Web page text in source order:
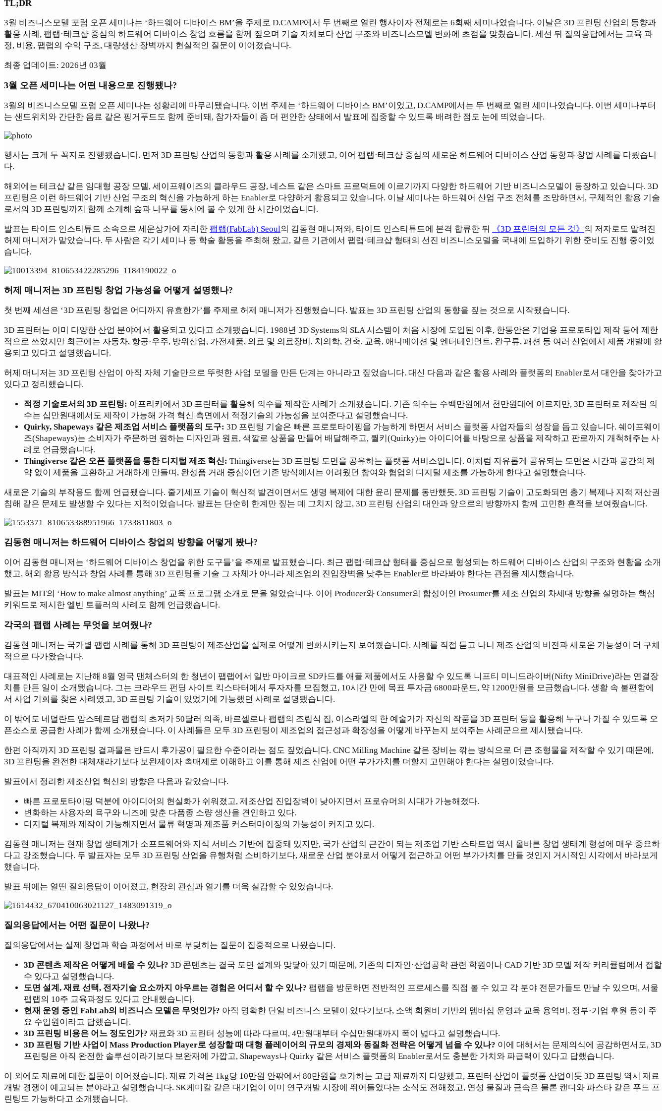
TL;DR
3월 비즈니스모델 포럼 오픈 세미나는 ‘하드웨어 디바이스 BM’을 주제로 D.CAMP에서 두 번째로 열린 행사이자 전체로는 6회째 세미나였습니다. 이날은 3D 프린팅 산업의 동향과
활용 사례, 팹랩·테크샵 중심의 하드웨어 디바이스 창업 흐름을 함께 짚으며 기술 자체보다 산업 구조와 비즈니스모델 변화에 초점을 맞췄습니다. 세션 뒤 질의응답에서는 교육 과
정, 비용, 팹랩의 수익 구조, 대량생산 장벽까지 현실적인 질문이 이어졌습니다.
최종 업데이트: 2026년 03월
3월 오픈 세미나는 어떤 내용으로 진행됐나?
3월의 비즈니스모델 포럼 오픈 세미나는 성황리에 마무리됐습니다. 이번 주제는 ‘하드웨어 디바이스 BM’이었고, D.CAMP에서는 두 번째로 열린 세미나였습니다. 이번 세미나부터
는 샌드위치와 간단한 음료 같은 핑거푸드도 함께 준비돼, 참가자들이 좀 더 편안한 상태에서 발표에 집중할 수 있도록 배려한 점도 눈에 띄었습니다.
행사는 크게 두 꼭지로 진행됐습니다. 먼저 3D 프린팅 산업의 동향과 활용 사례를 소개했고, 이어 팹랩·테크샵 중심의 새로운 하드웨어 디바이스 산업 동향과 창업 사례를 다뤘습니
다.
해외에는 테크샵 같은 임대형 공장 모델, 세이프웨이즈의 클라우드 공장, 네스트 같은 스마트 프로덕트에 이르기까지 다양한 하드웨어 기반 비즈니스모델이 등장하고 있습니다. 3D
프린팅은 이런 하드웨어 기반 산업 구조의 혁신을 가능하게 하는 Enabler로 다양하게 활용되고 있습니다. 이날 세미나는 하드웨어 산업 구조 전체를 조망하면서, 구체적인 활용 기술
로서의 3D 프린팅까지 함께 소개해 숲과 나무를 동시에 볼 수 있게 한 시간이었습니다.
발표는 타이드 인스티튜드 소속으로 세운상가에 자리한 팹랩(FabLab) Seoul의 김동현 매니저와, 타이드 인스티튜드에 본격 합류한 뒤 《3D 프린터의 모든 것》 의 저자로도 알려진
허제 매니저가 맡았습니다. 두 사람은 각기 세미나 등 학술 활동을 주최해 왔고, 같은 기관에서 팹랩·테크샵 형태의 선진 비즈니스모델을 국내에 도입하기 위한 준비도 진행 중이었
습니다.
허제 매니저는 3D 프린팅 창업 가능성을 어떻게 설명했나?
첫 번째 세션은 ‘3D 프린팅 창업은 어디까지 유효한가’를 주제로 허제 매니저가 진행했습니다. 발표는 3D 프린팅 산업의 동향을 짚는 것으로 시작됐습니다.
3D 프린터는 이미 다양한 산업 분야에서 활용되고 있다고 소개됐습니다. 1988년 3D Systems의 SLA 시스템이 처음 시장에 도입된 이후, 한동안은 기업용 프로토타입 제작 등에 제한
적으로 쓰였지만 최근에는 자동차, 항공·우주, 방위산업, 가전제품, 의료 및 의료장비, 치의학, 건축, 교육, 애니메이션 및 엔터테인먼트, 완구류, 패션 등 여러 산업에서 제품 개발에 활
용되고 있다고 설명했습니다.
허제 매니저는 3D 프린팅 산업이 아직 자체 기술만으로 뚜렷한 사업 모델을 만든 단계는 아니라고 짚었습니다. 대신 다음과 같은 활용 사례와 플랫폼의 Enabler로서 대안을 찾아가고
있다고 정리했습니다.
적정 기술로서의 3D 프린팅: 아프리카에서 3D 프린터를 활용해 의수를 제작한 사례가 소개됐습니다. 기존 의수는 수백만원에서 천만원대에 이르지만, 3D 프린터로 제작된 의
수는 십만원대에서도 제작이 가능해 가격 혁신 측면에서 적정기술의 가능성을 보여준다고 설명했습니다.
Quirky, Shapeways 같은 제조업 서비스 플랫폼의 도구: 3D 프린팅 기술은 빠른 프로토타이핑을 가능하게 하면서 서비스 플랫폼 사업자들의 성장을 돕고 있습니다. 쉐이프웨이
즈(Shapeways)는 소비자가 주문하면 원하는 디자인과 원료, 색깔로 상품을 만들어 배달해주고, 퀄키(Quirky)는 아이디어를 바탕으로 상품을 제작하고 판로까지 개척해주는 사
례로 언급됐습니다.
Thingiverse 같은 오픈 플랫폼을 통한 디지털 제조 혁신: Thingiverse는 3D 프린팅 도면을 공유하는 플랫폼 서비스입니다. 이처럼 자유롭게 공유되는 도면은 시간과 공간의 제
약 없이 제품을 교환하고 거래하게 만들며, 완성품 거래 중심이던 기존 방식에서는 어려웠던 참여와 협업의 디지털 제조를 가능하게 한다고 설명했습니다.
새로운 기술의 부작용도 함께 언급됐습니다. 줄기세포 기술이 혁신적 발견이면서도 생명 복제에 대한 윤리 문제를 동반했듯, 3D 프린팅 기술이 고도화되면 총기 복제나 지적 재산권
침해 같은 문제도 발생할 수 있다는 지적이었습니다. 발표는 단순히 한계만 짚는 데 그치지 않고, 3D 프린팅 산업의 대안과 앞으로의 방향까지 함께 고민한 흔적을 보여줬습니다.
김동현 매니저는 하드웨어 디바이스 창업의 방향을 어떻게 봤나?
이어 김동현 매니저는 ‘하드웨어 디바이스 창업을 위한 도구들’을 주제로 발표했습니다. 최근 팹랩·테크샵 형태를 중심으로 형성되는 하드웨어 디바이스 산업의 구조와 현황을 소개
했고, 해외 활용 방식과 창업 사례를 통해 3D 프린팅을 기술 그 자체가 아니라 제조업의 진입장벽을 낮추는 Enabler로 바라봐야 한다는 관점을 제시했습니다.
발표는 MIT의 ‘How to make almost anything’ 교육 프로그램 소개로 문을 열었습니다. 이어 Producer와 Consumer의 합성어인 Prosumer를 제조 산업의 차세대 방향을 설명하는 핵심
키워드로 제시한 엘빈 토플러의 사례도 함께 언급했습니다.
각국의 팹랩 사례는 무엇을 보여줬나?
김동현 매니저는 국가별 팹랩 사례를 통해 3D 프린팅이 제조산업을 실제로 어떻게 변화시키는지 보여줬습니다. 사례를 직접 듣고 나니 제조 산업의 비전과 새로운 가능성이 더 구체
적으로 다가왔습니다.
대표적인 사례로는 지난해 8월 영국 맨체스터의 한 청년이 팹랩에서 일반 마이크로 SD카드를 애플 제품에서도 사용할 수 있도록 니프티 미니드라이버(Nifty MiniDrive)라는 연결장
치를 만든 일이 소개됐습니다. 그는 크라우드 펀딩 사이트 킥스타터에서 투자자를 모집했고, 10시간 만에 목표 투자금 6800파운드, 약 1200만원을 모금했습니다. 생활 속 불편함에
서 사업 기회를 찾은 사례였고, 3D 프린팅 기술이 있었기에 가능했던 사례로 설명됐습니다.
이 밖에도 네덜란드 암스테르담 팹랩의 초저가 50달러 의족, 바르셀로나 팹랩의 조립식 집, 이스라엘의 한 예술가가 자신의 작품을 3D 프린터 등을 활용해 누구나 가질 수 있도록 오
픈소스로 공급한 사례가 함께 소개됐습니다. 이 사례들은 모두 3D 프린팅이 제조업의 접근성과 확장성을 어떻게 바꾸는지 보여주는 사례군으로 제시됐습니다.
한편 아직까지 3D 프린팅 결과물은 반드시 후가공이 필요한 수준이라는 점도 짚었습니다. CNC Milling Machine 같은 장비는 깎는 방식으로 더 큰 조형물을 제작할 수 있기 때문에,
3D 프린팅을 완전한 대체재라기보다 보완제이자 촉매제로 이해하고 이를 통해 제조 산업에 어떤 부가가치를 더할지 고민해야 한다는 설명이었습니다.
발표에서 정리한 제조산업 혁신의 방향은 다음과 같았습니다.
빠른 프로토타이핑 덕분에 아이디어의 현실화가 쉬워졌고, 제조산업 진입장벽이 낮아지면서 프로슈머의 시대가 가능해졌다.
변화하는 사용자의 욕구와 니즈에 맞춘 다품종 소량 생산을 견인하고 있다.
디지털 복제와 제작이 가능해지면서 물류 혁명과 제조품 커스터마이징의 가능성이 커지고 있다.
김동현 매니저는 현재 창업 생태계가 소프트웨어와 지식 서비스 기반에 집중돼 있지만, 국가 산업의 근간이 되는 제조업 기반 스타트업 역시 올바른 창업 생태계 형성에 매우 중요하
다고 강조했습니다. 두 발표자는 모두 3D 프린팅 산업을 유행처럼 소비하기보다, 새로운 산업 분야로서 어떻게 접근하고 어떤 부가가치를 만들 것인지 거시적인 시각에서 바라보게
했습니다.
발표 뒤에는 열띤 질의응답이 이어졌고, 현장의 관심과 열기를 더욱 실감할 수 있었습니다.
질의응답에서는 어떤 질문이 나왔나?
질의응답에서는 실제 창업과 학습 과정에서 바로 부딪히는 질문이 집중적으로 나왔습니다.
3D 콘텐츠 제작은 어떻게 배울 수 있나? 3D 콘텐츠는 결국 도면 설계와 맞닿아 있기 때문에, 기존의 디자인·산업공학 관련 학원이나 CAD 기반 3D 모델 제작 커리큘럼에서 접할
수 있다고 설명했습니다.
도면 설계, 재료 선택, 전자기술 요소까지 아우르는 경험은 어디서 할 수 있나? 팹랩을 방문하면 전반적인 프로세스를 직접 볼 수 있고 각 분야 전문가들도 만날 수 있으며, 서울
팹랩의 10주 교육과정도 있다고 안내했습니다.
현재 운영 중인 FabLab의 비즈니스 모델은 무엇인가? 아직 명확한 단일 비즈니스 모델이 있다기보다, 소액 회원비 기반의 멤버십 운영과 교육 용역비, 정부·기업 후원 등이 주
요 수입원이라고 답했습니다.
3D 프린팅 비용은 어느 정도인가? 재료와 3D 프린터 성능에 따라 다르며, 4만원대부터 수십만원대까지 폭이 넓다고 설명했습니다.
3D 프린팅 기반 사업이 Mass Production Player로 성장할 때 대형 플레이어의 규모의 경제와 동질화 전략은 어떻게 넘을 수 있나? 이에 대해서는 문제의식에 공감하면서도, 3D
프린팅은 아직 완전한 솔루션이라기보다 보완재에 가깝고, Shapeways나 Quirky 같은 서비스 플랫폼의 Enabler로서도 충분한 가치와 파급력이 있다고 답했습니다.
이 외에도 재료에 대한 질문이 이어졌습니다. 재료 가격은 1kg당 10만원 안팎에서 80만원을 호가하는 고급 재료까지 다양했고, 프린터 산업이 플랫폼 산업이듯 3D 프린팅 역시 재료
개발 경쟁이 예고되는 분야라고 설명했습니다. SK케미칼 같은 대기업이 이미 연구개발 시장에 뛰어들었다는 소식도 전해졌고, 연성 물질과 금속은 물론 캔디와 파스타 같은 푸드 프
린팅도 가능하다고 소개됐습니다.